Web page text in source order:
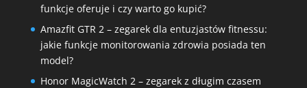
funkcje oferuje i czy warto go kupić?
Amazfit GTR 2 – zegarek dla entuzjastów fitnessu:
jakie funkcje monitorowania zdrowia posiada ten
model?
Honor MagicWatch 2 – zegarek z długim czasem